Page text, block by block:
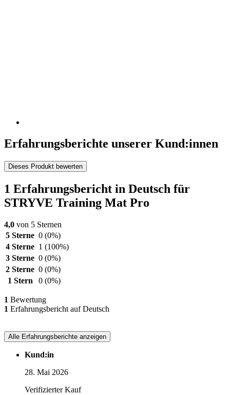
Erfahrungsberichte unserer Kund:innen
Dieses Produkt bewerten
1 Erfahrungsbericht in Deutsch für
STRYVE Training Mat Pro
4,0 von 5 Sternen
5 Sterne 0 (0%)
4 Sterne 1 (100%)
3 Sterne 0 (0%)
2 Sterne 0 (0%)
1 Stern
0 (0%)
1 Bewertung
1 Erfahrungsbericht auf Deutsch
Alle Erfahrungsberichte anzeigen
Kund:in
28. Mai 2026
Verifizierter Kauf